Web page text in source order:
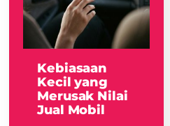
Kebiasaan
Kecil yang
Merusak Nilai
Jual Mobil